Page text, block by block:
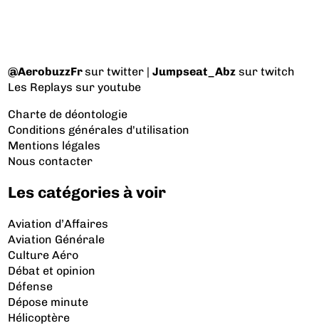
@AerobuzzFrsur twitter |Jumpseat_Abz sur twitch
Les Replays sur youtube
Charte de déontologie
Conditions générales d'utilisation
Mentions légales
Nous contacter
Les catégories à voir
Aviation d’Affaires
Aviation Générale
Culture Aéro
Débat et opinion
Défense
Dépose minute
Hélicoptère